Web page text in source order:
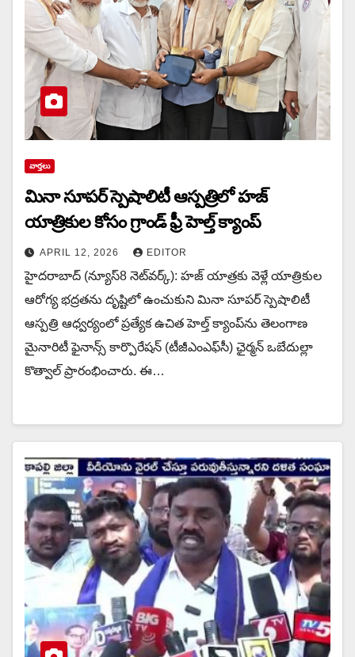
వార్త‌లు
మినా సూపర్ స్పెషాలిటీ ఆస్పత్రిలో హజ్
యాత్రికుల కోసం గ్రాండ్ ఫ్రీ హెల్త్ క్యాంప్
APRIL 12, 2026 EDITOR
హైదరాబాద్ (న్యూస్8 నెట్‌వ‌ర్క్): హజ్ యాత్రకు వెళ్లే యాత్రికుల
ఆరోగ్య భద్రతను దృష్టిలో ఉంచుకుని మినా సూపర్ స్పెషాలిటీ
ఆస్పత్రి ఆధ్వర్యంలో ప్రత్యేక ఉచిత హెల్త్ క్యాంప్‌ను తెలంగాణ
మైనారిటీ ఫైనాన్స్ కార్పొరేషన్ (టీజీఎంఎఫ్‌సీ) ఛైర్మన్ ఒబేదుల్లా
కొత్వాల్ ప్రారంభించారు. ఈ…